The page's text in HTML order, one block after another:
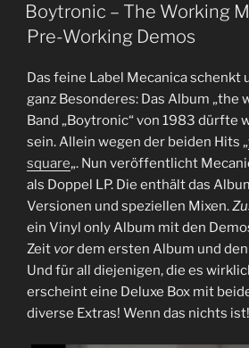
AM
Boytronic – The Working
Pre-Working Demos
Das feine Label Mecanica schenkt
ganz Besonderes: Das Album „the
Band „Boytronic“ von 1983 dürfte
sein. Allein wegen der beiden Hits „
square„. Nun veröffentlicht
als Doppel LP. Die enthält das
Versionen und speziellen Mixen.
ein Vinyl only Album mit den
Zeit vordem ersten Album und
Und für all diejenigen, die es
erscheint eine Deluxe Box mit
diverse Extras! Wenn das nichts ist!